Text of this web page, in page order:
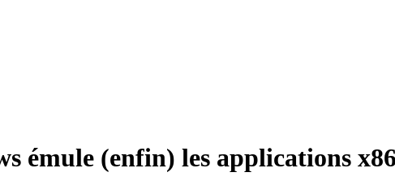
émule (enfin) les applications